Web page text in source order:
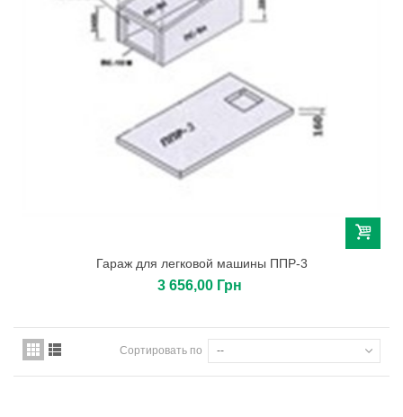
Гараж для легковой машины ППР-3
3 656,00 Грн
Сортировать по --